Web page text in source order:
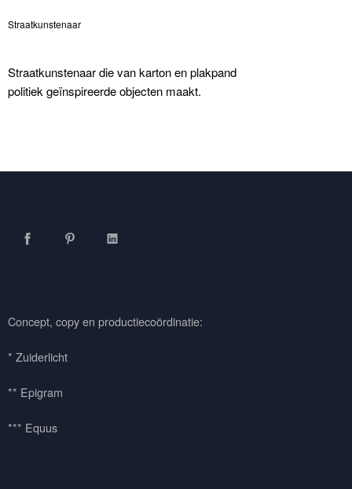
Straatkunstenaar
Straatkunstenaar die van karton en plakpand
politiek geïnspireerde objecten maakt.
Concept, copy en productiecoördinatie:
* Zuiderlicht
** Epigram
*** Equus